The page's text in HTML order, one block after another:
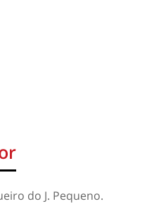
do J. Pequeno.